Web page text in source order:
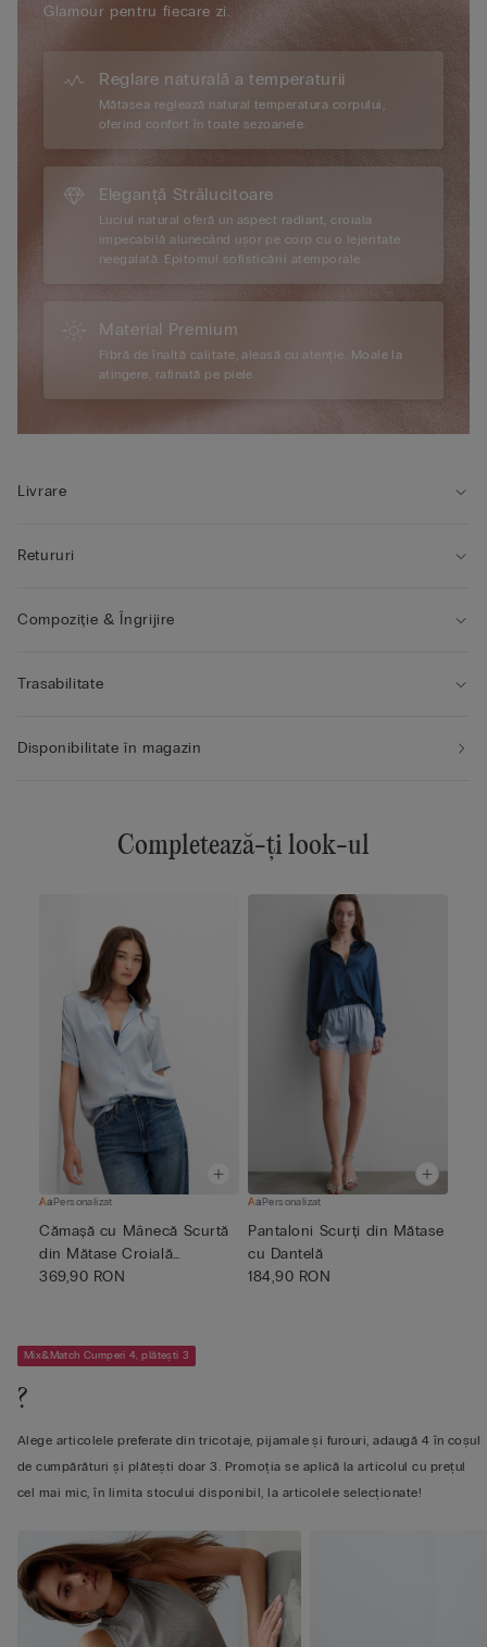
Glamour pentru fiecare zi.
Reglare naturală a temperaturii
Mătasea reglează natural temperatura corpului,
oferind confort în toate sezoanele.
Eleganță Strălucitoare
Luciul natural oferă un aspect radiant, croiala
impecabilă alunecând ușor pe corp cu o lejeritate
neegalată. Epitomul sofisticării atemporale.
Material Premium
Fibră de înaltă calitate, aleasă cu atenție. Moale la
atingere, rafinată pe piele.
Livrare
Retururi
Compoziție & Îngrijire
Trasabilitate
Disponibilitate în magazin
Completează-ți look-ul
Personalizat
Cămașă cu Mânecă Scurtă
din Mătase Croială
Bărbăte...
369,90 RON
Personalizat
Pantaloni Scurți din Mătase
cu Dantelă
184,90 RON
Mix&Match Cumperi 4, plătești 3
?
Alege articolele preferate din tricotaje, pijamale și furouri, adaugă 4 în coșul
de cumpărături și plătești doar 3. Promoția se aplică la articolul cu prețul
cel mai mic, în limita stocului disponibil, la articolele selecționate!